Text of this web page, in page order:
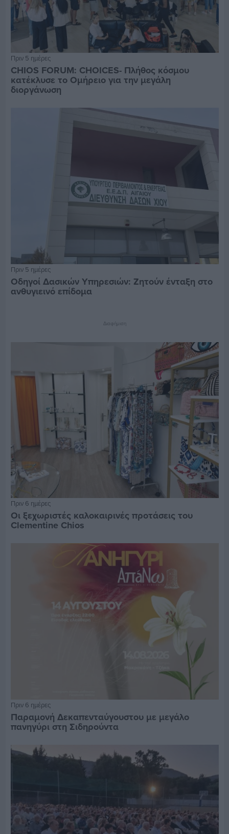
Πριν 5 ημέρες
CHIOS FORUM: CHOICES- Πλήθος κόσμου
κατέκλυσε το Ομήρειο για την μεγάλη
διοργάνωση
Πριν 5 ημέρες
Οδηγοί Δασικών Υπηρεσιών: Ζητούν ένταξη στο
ανθυγιεινό επίδομα
Διαφήμιση
Πριν 6 ημέρες
Οι ξεχωριστές καλοκαιρινές προτάσεις του
Clementine Chios
Πριν 6 ημέρες
Παραμονή Δεκαπενταύγουστου με μεγάλο
πανηγύρι στη Σιδηρούντα